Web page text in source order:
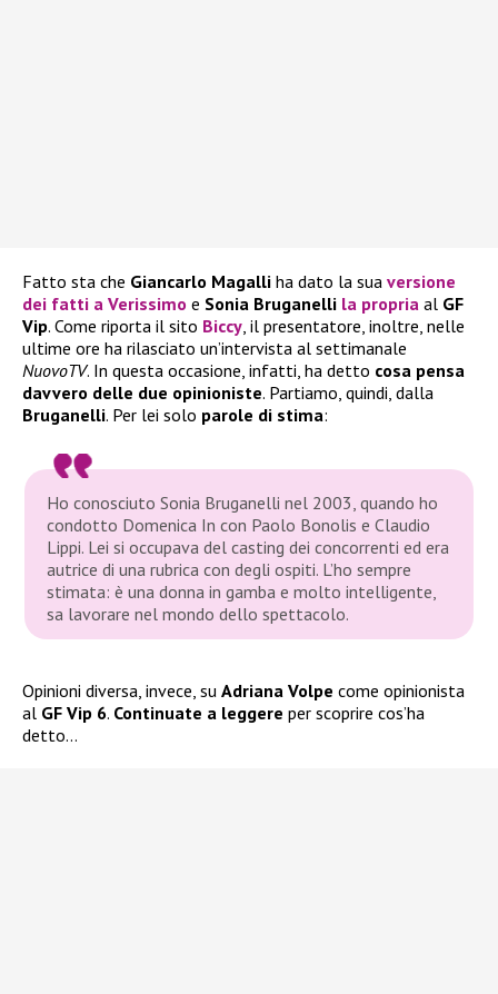
Fatto sta che Giancarlo Magalli ha dato la sua versione
dei fatti a Verissimo e Sonia Bruganelli la propria al GF
Vip. Come riporta il sito Biccy , il presentatore, inoltre, nelle
ultime ore ha rilasciato un’intervista al settimanale
NuovoTV. In questa occasione, infatti, ha detto cosa pensa
davvero delle due opinioniste. Partiamo, quindi, dalla
Bruganelli. Per lei solo parole di stima:
Ho conosciuto Sonia Bruganelli nel 2003, quando ho
condotto Domenica In con Paolo Bonolis e Claudio
Lippi. Lei si occupava del casting dei concorrenti ed era
autrice di una rubrica con degli ospiti. L’ho sempre
stimata: è una donna in gamba e molto intelligente,
sa lavorare nel mondo dello spettacolo.
Opinioni diversa, invece, su Adriana Volpe come opinionista
al GF Vip 6. Continuate a leggere per scoprire cos’ha
detto…